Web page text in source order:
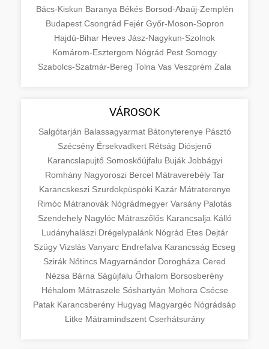
Bács-Kiskun Baranya Békés Borsod-Abaúj-Zemplén
Budapest Csongrád Fejér Győr-Moson-Sopron
Hajdú-Bihar Heves Jász-Nagykun-Szolnok
Komárom-Esztergom Nógrád Pest Somogy
Szabolcs-Szatmár-Bereg Tolna Vas Veszprém Zala
VÁROSOK
Salgótarján Balassagyarmat Bátonyterenye Pásztó
Szécsény Érsekvadkert Rétság Diósjenő
Karancslapujtő Somoskőújfalu Buják Jobbágyi
Romhány Nagyoroszi Bercel Mátraverebély Tar
Karancskeszi Szurdokpüspöki Kazár Mátraterenye
Rimóc Mátranovák Nógrádmegyer Varsány Palotás
Szendehely Nagylóc Mátraszőlős Karancsalja Kálló
Ludányhalászi Drégelypalánk Nógrád Etes Dejtár
Szügy Vizslás Vanyarc Endrefalva Karancsság Ecseg
Szirák Nőtincs Magyarnándor Dorogháza Cered
Nézsa Bárna Ságújfalu Őrhalom Borsosberény
Héhalom Mátraszele Sóshartyán Mohora Csécse
Patak Karancsberény Hugyag Magyargéc Nógrádsáp
Litke Mátramindszent Cserhátsurány